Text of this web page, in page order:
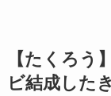
【たくろう
ビ結成した